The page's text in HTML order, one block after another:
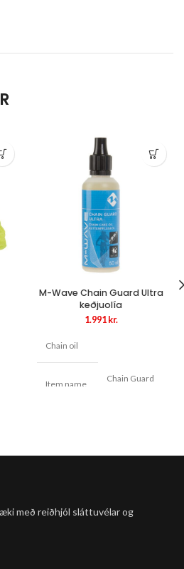
M-Wave Chain Guard Ultra
keðjuolía
1.991 kr.
Chain oil
Item name
Chain Guard
non-sticky
með reiðhjól sláttuvélar og